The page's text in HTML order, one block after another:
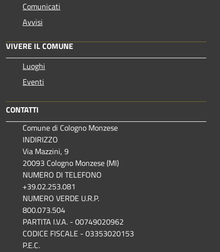
Comunicati
Avvisi
VIVERE IL COMUNE
Luoghi
Eventi
CONTATTI
Comune di Cologno Monzese
INDIRIZZO
Via Mazzini, 9
20093 Cologno Monzese (MI)
NUMERO DI TELEFONO
+39.02.253.081
NUMERO VERDE U.R.P.
800.073.504
PARTITA I.V.A. - 00749020962
CODICE FISCALE - 03353020153
P.E.C.